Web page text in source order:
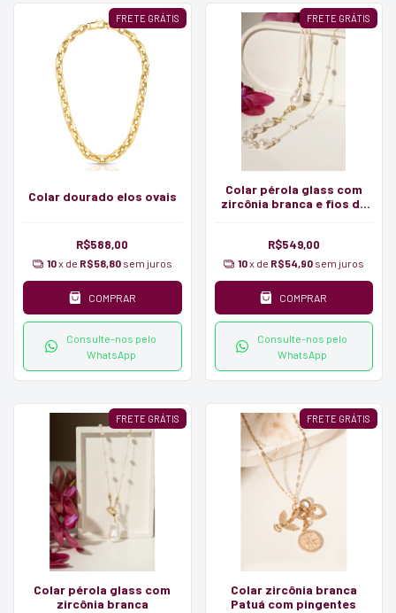
FRETE GRÁTIS
Colar dourado elos ovais
R$588,00
10x de R$58,80 sem juros
COMPRAR
Consulte-nos pelo
WhatsApp
FRETE GRÁTIS
Colar pérola glass com
zircônia branca e fios de
R$549,00
10x de R$54,90 sem juros
COMPRAR
Consulte-nos pelo
WhatsApp
FRETE GRÁTIS
Colar pérola glass com
zircônia branca
FRETE GRÁTIS
Colar zircônia branca
Patuá com pingentes